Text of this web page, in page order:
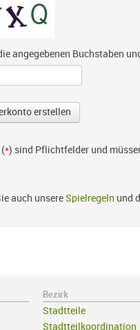
angegebenen Buchstaben
*) sind Pflichtfelder und
auch unsere Spielregeln und
Bezirk
Stadtteile
Stadtteilkoordination